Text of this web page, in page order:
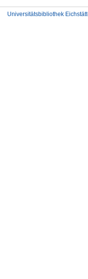
Universitätsbibliothek